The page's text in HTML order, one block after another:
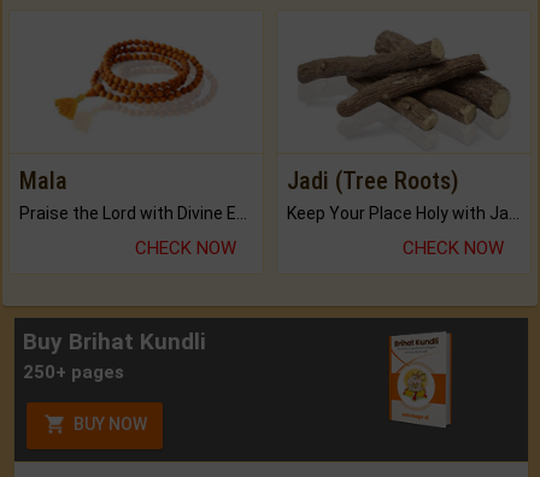
Mala
CHECK NOW
Jadi (Tree Roots)
CHECK NOW
Buy Brihat Kundli
250+ pages
BUY NOW